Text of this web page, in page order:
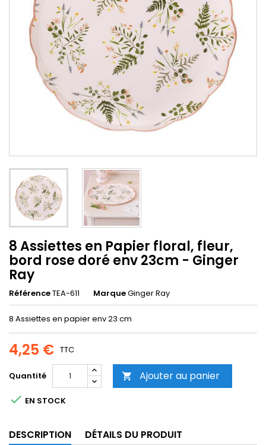
8 Assiettes en Papier floral, fleur,
bord rose doré env 23cm - Ginger
Ray
RéférenceTEA-611 MarqueGinger Ray
8 Assiettes en papier env 23 cm
4,25 € TTC
Quantité  Ajouter au panier
 EN STOCK
DESCRIPTION DÉTAILS DU PRODUIT